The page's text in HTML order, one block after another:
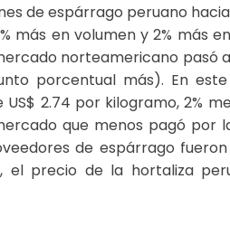
de espárrago peruano hacia
más en volumen y 2% más
norteamericano pasó
porcentual más). En
2.74 por kilogramo, 2%
que menos pagó por
de espárrago
el precio de la hortaliza